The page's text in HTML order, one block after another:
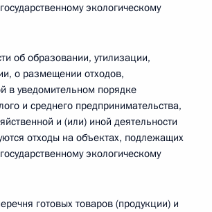
экологическому
об образовании, утилизации,
о размещении отходов,
в уведомительном порядке
и среднего предпринимательства,
и (или) иной деятельности
отходы на объектах, подлежащих
экологическому
готовых товаров (продукции) и